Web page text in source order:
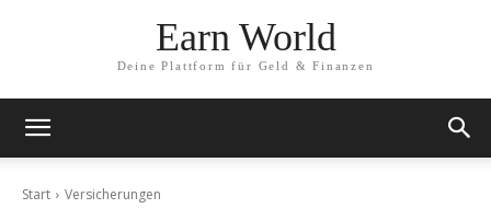
Earn World
Deine Plattform für Geld & Finanzen
Start Versicherungen